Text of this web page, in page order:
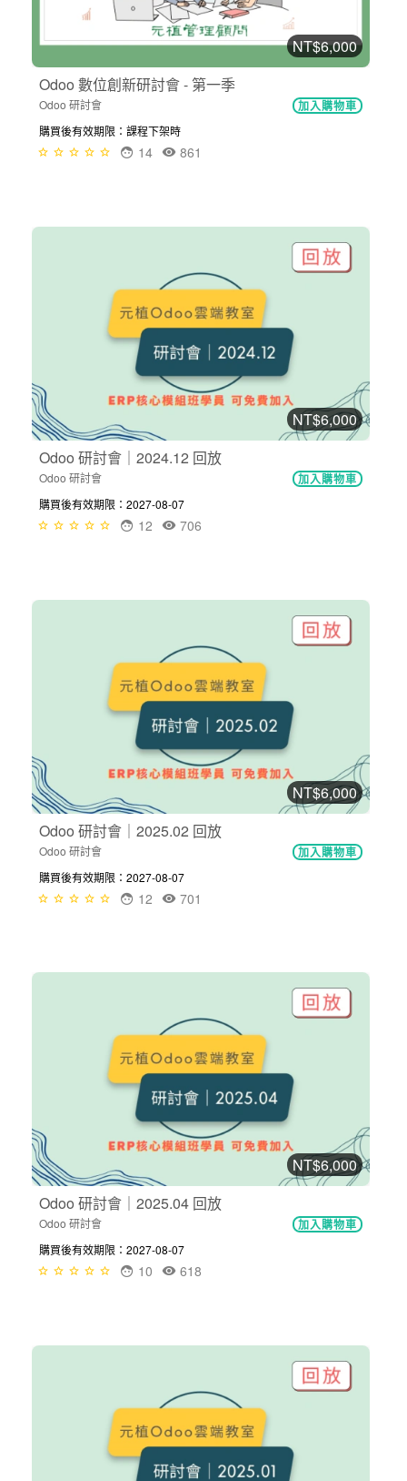
NT$6,000
Odoo 數位創新研討會 - 第一季
Odoo 研討會 加入購物車
購買後有效期限：課程下架時
861
14
NT$6,000
Odoo 研討會｜2024.12 回放
Odoo 研討會 加入購物車
購買後有效期限：2027-08-07
706
12
NT$6,000
Odoo 研討會｜2025.02 回放
Odoo 研討會 加入購物車
購買後有效期限：2027-08-07
701
12
NT$6,000
Odoo 研討會｜2025.04 回放
Odoo 研討會 加入購物車
購買後有效期限：2027-08-07
618
10